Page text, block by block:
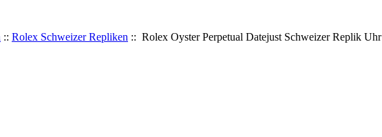
:: Rolex Schweizer Repliken :: Rolex Oyster Perpetual Datejust Schweizer Replik Uhr